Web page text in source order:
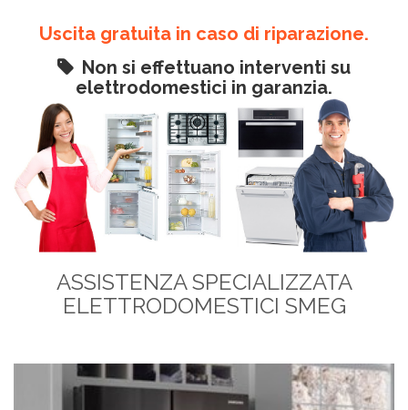
Uscita gratuita in caso di riparazione.
Non si effettuano interventi su
elettrodomestici in garanzia.
ASSISTENZA SPECIALIZZATA
ELETTRODOMESTICI SMEG